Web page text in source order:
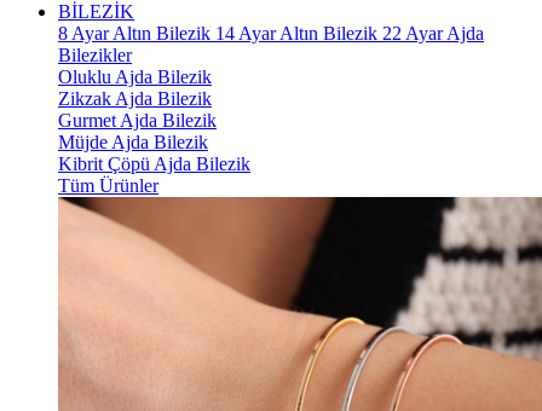
BİLEZİK
8 Ayar Altın Bilezik 14 Ayar Altın Bilezik 22 Ayar Ajda
Bilezikler
Oluklu Ajda Bilezik
Zikzak Ajda Bilezik
Gurmet Ajda Bilezik
Müjde Ajda Bilezik
Kibrit Çöpü Ajda Bilezik
Tüm Ürünler